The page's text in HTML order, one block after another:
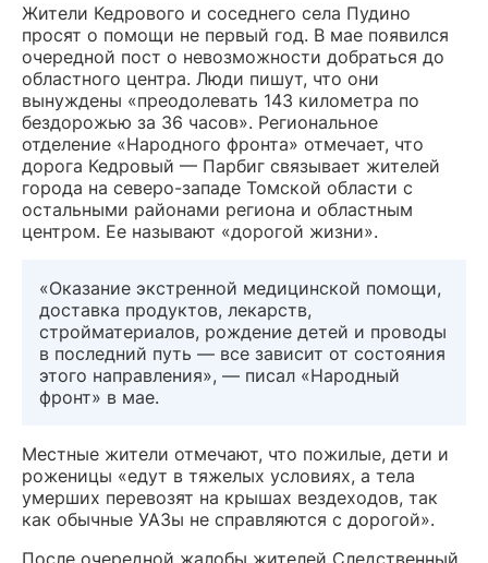
Жители Кедрового и соседнего села Пудино
просят о помощи не первый год. В мае появился
очередной пост о невозможности добраться до
областного центра. Люди пишут, что они
вынуждены «преодолевать 143 километра по
бездорожью за 36 часов». Региональное
отделение «Народного фронта» отмечает, что
дорога Кедровый — Парбиг связывает жителей
города на северо-западе Томской области с
остальными районами региона и областным
центром. Ее называют «дорогой жизни».
«Оказание экстренной медицинской помощи,
доставка продуктов, лекарств,
стройматериалов, рождение детей и проводы
в последний путь — все зависит от состояния
этого направления», — писал «Народный
фронт» в мае.
Местные жители отмечают, что пожилые, дети и
роженицы «едут в тяжелых условиях, а тела
умерших перевозят на крышах вездеходов, так
как обычные УАЗы не справляются с дорогой».
После очередной жалобы жителей Следственный